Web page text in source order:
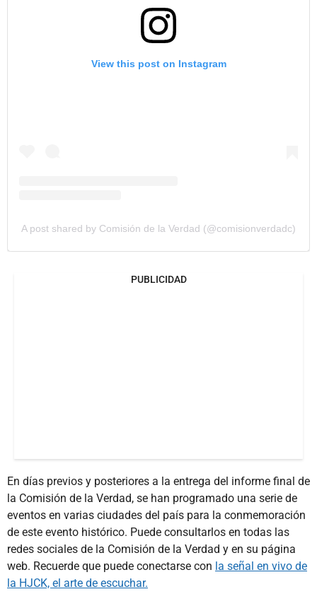
View this post on Instagram
A post shared by Comisión de la Verdad (@comisionverdadc)
PUBLICIDAD
En días previos y posteriores a la entrega del informe final de
la Comisión de la Verdad, se han programado una serie de
eventos en varias ciudades del país para la conmemoración
de este evento histórico. Puede consultarlos en todas las
redes sociales de la Comisión de la Verdad y en su página
web. Recuerde que puede conectarse con la señal en vivo de
la HJCK, el arte de escuchar.